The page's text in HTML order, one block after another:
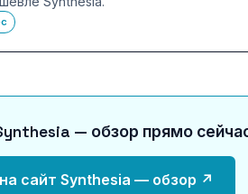
— обзор прямо
сайт Synthesia — обзор ↗